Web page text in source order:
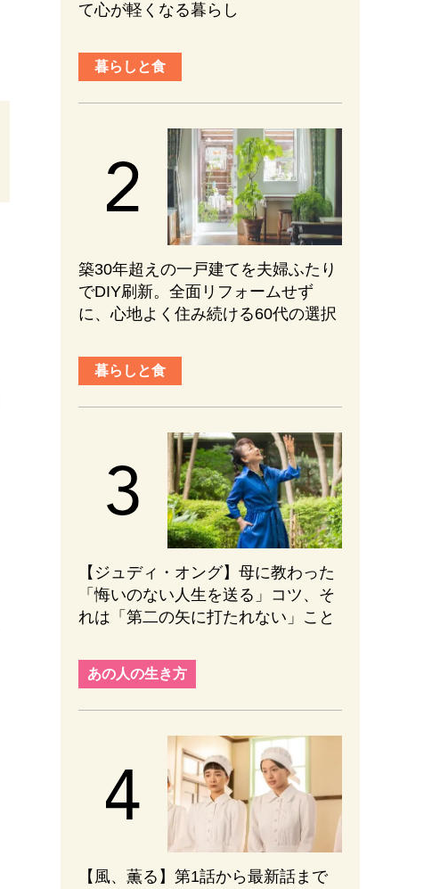
て心が軽くなる暮らし
暮らしと食
築30年超えの一戸建てを夫婦ふたり
でDIY刷新。全面リフォームせず
に、心地よく住み続ける60代の選択
暮らしと食
【ジュディ・オング】母に教わった
「悔いのない人生を送る」コツ、そ
れは「第二の矢に打たれない」こと
あの人の生き方
【風、薫る】第1話から最新話まで